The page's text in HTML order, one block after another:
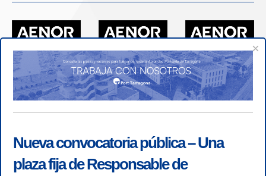
×
Nueva convocatoria pública – Una
plaza fija de Responsable de